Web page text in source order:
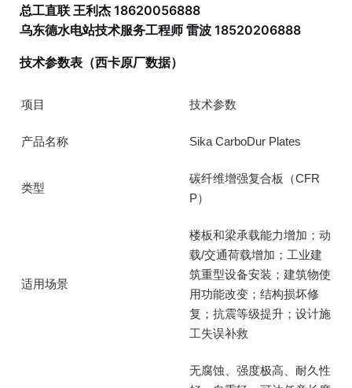
总工直联 王利杰 18620056888
乌东德水电站技术服务工程师 雷波 18520206888
技术参数表（西卡原厂数据）
项目 技术参数
产品名称 Sika CarboDur Plates
类型
碳纤维增强复合板（CFR
P）
适用场景
楼板和梁承载能力增加；动
载/交通荷载增加；工业建
筑重型设备安装；建筑物使
用功能改变；结构损坏修
复；抗震等级提升；设计施
工失误补救
无腐蚀、强度极高、耐久性